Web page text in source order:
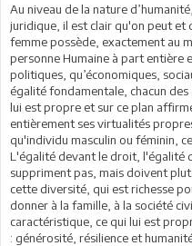
Au niveau de la nature
juridique, il est clair qu'on peut
femme possède, exactement au
personne Humaine à part entière
politiques, qu’économiques,
égalité fondamentale, chacun
lui est propre et sur ce plan
entièrement ses virtualités
qu'individu masculin ou féminin,
L'égalité devant le droit, l'égalité
suppriment pas, mais doivent
cette diversité, qui est richesse
donner à la famille, à la société
caractéristique, ce qui lui est
: générosité, résilience et